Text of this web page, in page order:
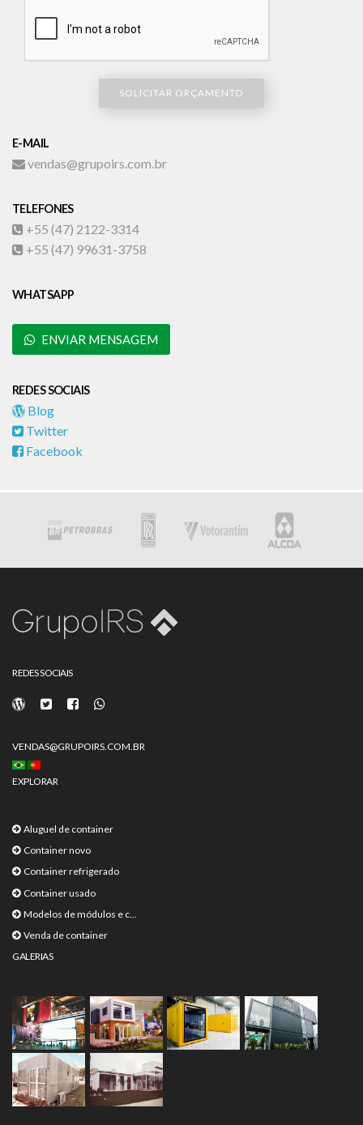
SOLICITAR ORÇAMENTO
E-MAIL
vendas@grupoirs.com.br
TELEFONES
+55 (47) 2122-3314
+55 (47) 99631-3758
WHATSAPP
ENVIAR MENSAGEM
REDES SOCIAIS
Blog
Twitter
Facebook
REDES SOCIAIS
VENDAS@GRUPOIRS.COM.BR
EXPLORAR
Aluguel de container
Container novo
Container refrigerado
Container usado
Modelos de módulos e c...
Venda de container
GALERIAS